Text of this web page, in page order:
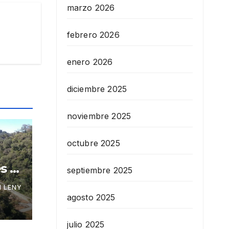
y
el
LENY
marzo 2026
febrero 2026
enero 2026
diciembre 2025
noviembre 2025
octubre 2025
septiembre 2025
agosto 2025
julio 2025